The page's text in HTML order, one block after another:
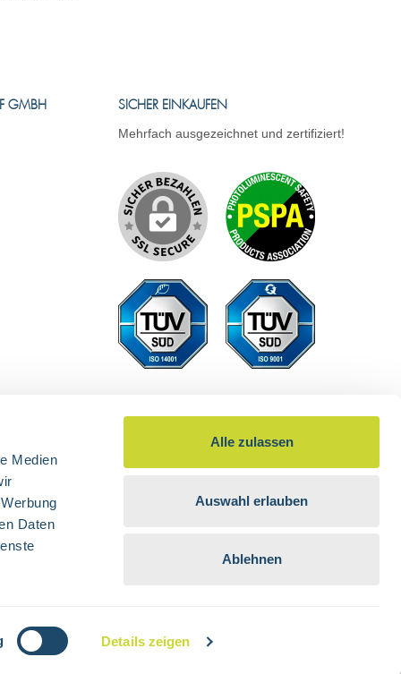
Medien
Daten
Details zeigen
Alle zulassen
Auswahl erlauben
Ablehnen
GMBH
SICHER EINKAUFEN
Mehrfach ausgezeichnet und zertifiziert!
nicht anders angegeben.